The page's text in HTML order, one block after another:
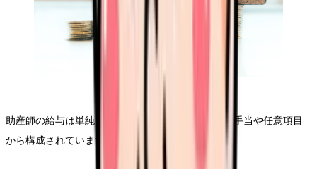
助産師の給与は単純な基本給だけではなく、様々な手当や任意項目
から構成されています。